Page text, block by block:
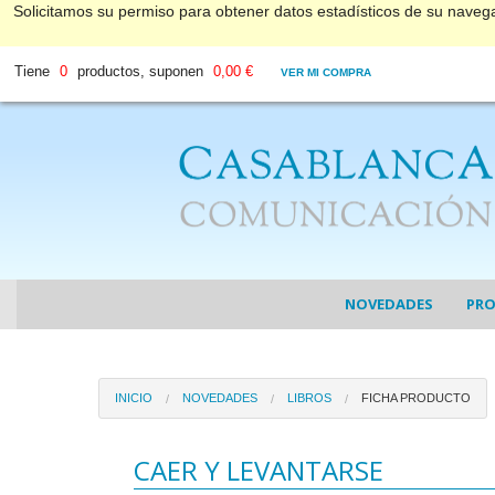
Solicitamos su permiso para obtener datos estadísticos de su
Tiene 0 productos, suponen 0,00 € VER MI COMPRA
NOVEDADES
INICIO NOVEDADES LIBROS FICHA PRODUCTO
CAER Y LEVANTARSE